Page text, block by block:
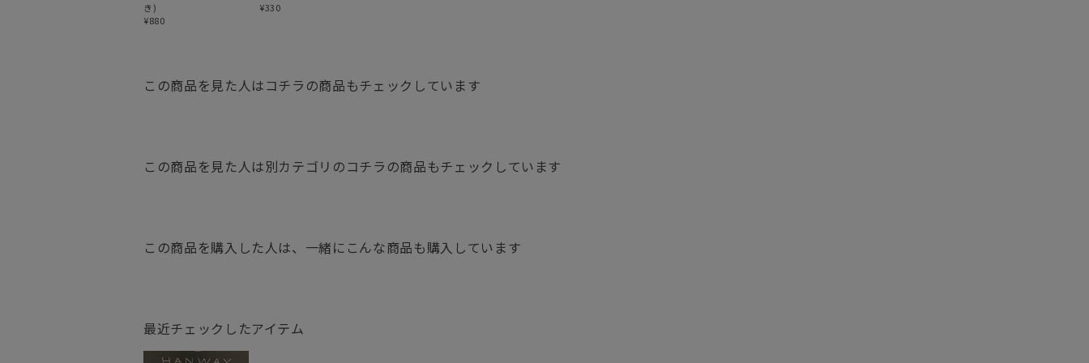
き)
¥880
¥330
この商品を見た人はコチラの商品もチェックしています
この商品を見た人は別カテゴリのコチラの商品もチェックしています
この商品を購入した人は、一緒にこんな商品も購入しています
最近チェックしたアイテム